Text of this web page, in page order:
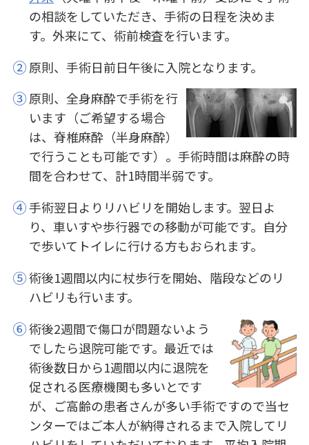
の相談をしていただき、手術の日程を決めま
す。外来にて、術前検査を行います。
②原則、手術日前日午後に入院となります。
③原則、全身麻酔で手術を行
います（ご希望する場合
は、脊椎麻酔（半身麻酔）
で行うことも可能です）。手術時間は麻酔の時
間を合わせて、計1時間半弱です。
④手術翌日よりリハビリを開始します。翌日よ
り、車いすや歩行器での移動が可能です。自分
で歩いてトイレに行ける方もおられます。
⑤術後1週間以内に杖歩行を開始、階段などのリ
ハビリも行います。
⑥術後2週間で傷口が問題ないよう
でしたら退院可能です。最近では
術後数日から1週間以内に退院を
促される医療機関も多いとです
が、ご高齢の患者さんが多い手術ですので当セ
ンターではご本人が納得されるまで入院してリ